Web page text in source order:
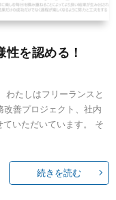
を認める！
わたしはフリーランスと
改善プロジェクト、社内
いただいています。 そ
続きを読む